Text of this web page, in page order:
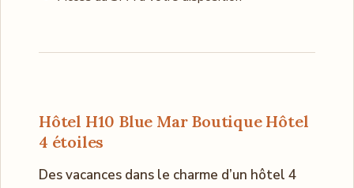
Hôtel H10 Blue Mar Boutique Hôtel
4 étoiles
Des vacances dans le charme d’un hôtel 4